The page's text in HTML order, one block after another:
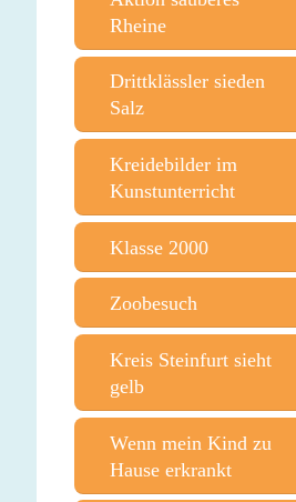
Rheine
Drittklässler sieden
Salz
Kreidebilder im
Kunstunterricht
Klasse 2000
Zoobesuch
Kreis Steinfurt sieht
gelb
Wenn mein Kind zu
Hause erkrankt